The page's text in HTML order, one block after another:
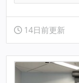
14日前更新